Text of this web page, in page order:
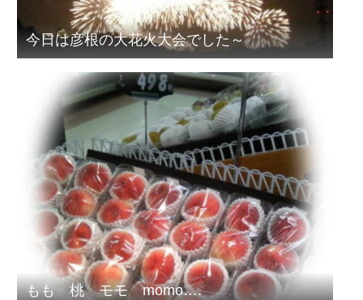
今日は彦根の大花火大会でした～
もも 桃 モモ momo….